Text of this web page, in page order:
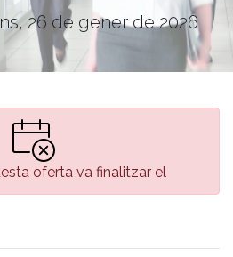
26 de gener de 2026
oferta va finalitzar el